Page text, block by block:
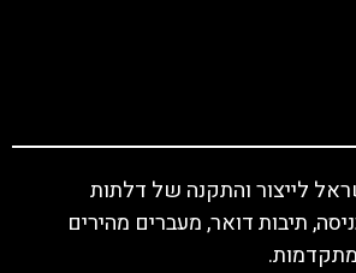
לייצור והתקנה של דלתות
תיבות דואר, מעברים מהירים